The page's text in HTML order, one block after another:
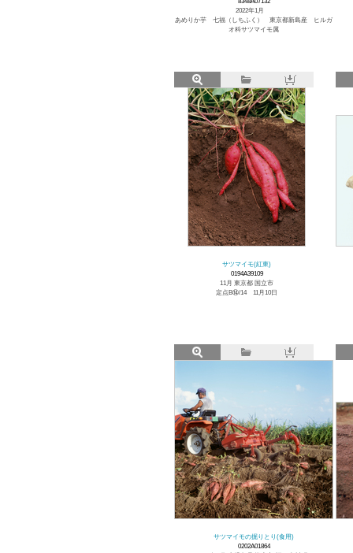
2022年1月
あめりか芋 七福（しちふく） 東京都新島産 ヒルガ
オ科サツマイモ属
サツマイモ(紅東)
0194A39109
11月 東京都 国立市
定点B⑭/14 11月10日
サツマイモの掘りとり(食用)
0202A01864